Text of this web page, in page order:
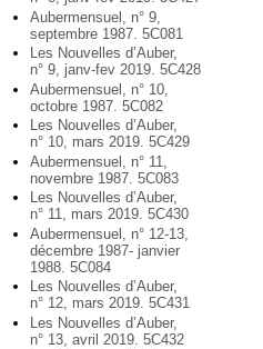
Aubermensuel, n° 9,
septembre 1987. 5C081
Les Nouvelles d’Auber,
n° 9, janv-fev 2019. 5C428
Aubermensuel, n° 10,
octobre 1987. 5C082
Les Nouvelles d’Auber,
n° 10, mars 2019. 5C429
Aubermensuel, n° 11,
novembre 1987. 5C083
Les Nouvelles d’Auber,
n° 11, mars 2019. 5C430
Aubermensuel, n° 12-13,
décembre 1987- janvier
1988. 5C084
Les Nouvelles d’Auber,
n° 12, mars 2019. 5C431
Les Nouvelles d’Auber,
n° 13, avril 2019. 5C432